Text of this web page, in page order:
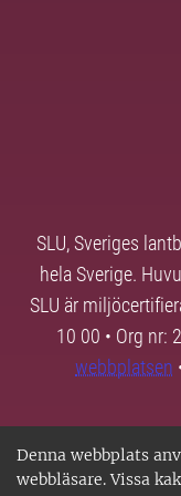
Denna webbplats
webbläsare. Vissa
SLU, Sveriges
hela Sverige.
SLU är
10 00 • Org nr:
webbplatsen